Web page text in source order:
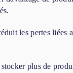
les pertes liées
plus de